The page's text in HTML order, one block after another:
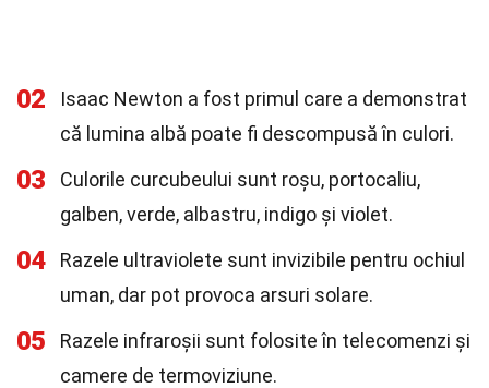
02
Isaac Newton a fost primul care a demonstrat
că lumina albă poate fi descompusă în culori.
03
Culorile curcubeului sunt roșu, portocaliu,
galben, verde, albastru, indigo și violet.
04
Razele ultraviolete sunt invizibile pentru ochiul
uman, dar pot provoca arsuri solare.
05
Razele infraroșii sunt folosite în telecomenzi și
camere de termoviziune.